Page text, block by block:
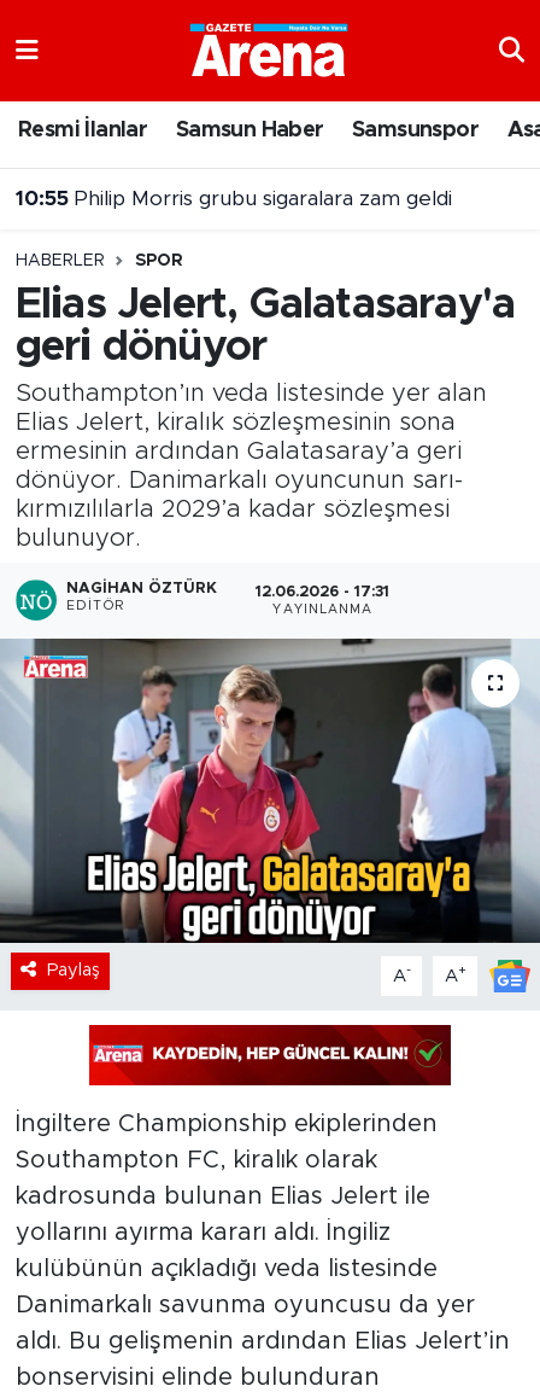
Resmi İlanlar Samsun Haber Samsunspor
10:55 Philip Morris grubu sigaralara zam geldi
HABERLER SPOR
Elias Jelert, Galatasaray'a
geri dönüyor
Southampton’ın veda listesinde yer alan
Elias Jelert, kiralık sözleşmesinin sona
ermesinin ardından Galatasaray’a geri
dönüyor. Danimarkalı oyuncunun sarı-
kırmızılılarla 2029’a kadar sözleşmesi
bulunuyor.
NAGIHAN ÖZTÜRK
EDITÖR
12.06.2026 - 17:31
YAYINLANMA
Paylaş A- A+
İngiltere Championship ekiplerinden
Southampton FC, kiralık olarak
kadrosunda bulunan Elias Jelert ile
yollarını ayırma kararı aldı. İngiliz
kulübünün açıkladığı veda listesinde
Danimarkalı savunma oyuncusu da yer
aldı. Bu gelişmenin ardından Elias Jelert’in
bonservisini elinde bulunduran
Samsun Namaz Vakitleri
Süper Lig Puan Durumu ve Fikstür
Tüm Manşetler
Son Dakika Haberleri
Haber Arşivi